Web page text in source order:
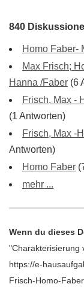
840
Homo Faber-
Max Frisch;
Hanna /Faber (6
Frisch, Max -
(1 Antworten)
Frisch, Max -
Antworten)
Homo Faber
mehr ...
Wenn du dieses
"Charakterisierung
https://e-
Frisch-Homo-